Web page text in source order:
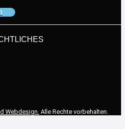
Webdesign. Alle Rechte vorbehalten.